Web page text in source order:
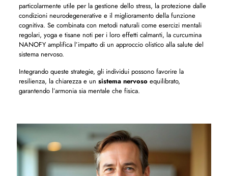
particolarmente utile per la gestione dello stress, la protezione dalle
condizioni neurodegenerative e il miglioramento della funzione
cognitiva. Se combinata con metodi naturali come esercizi mentali
regolari, yoga e tisane noti per i loro effetti calmanti, la curcumina
NANOFY amplifica l’impatto di un approccio olistico alla salute del
sistema nervoso.
Integrando queste strategie, gli individui possono favorire la
resilienza, la chiarezza e un sistema nervosoequilibrato,
garantendo l’armonia sia mentale che fisica.